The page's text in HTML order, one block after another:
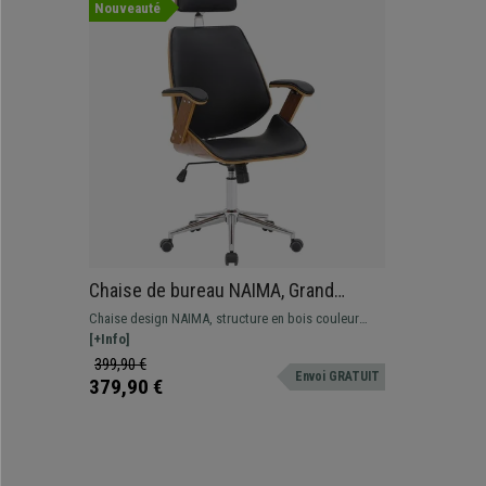
Nouveauté
Chaise de bureau NAIMA, Grand
rembourrage, Design élégant en Bois
et cuir, Noir
Chaise design NAIMA, structure en bois couleur
noyer et revêtement en cuir synthétique de haute
qualité
[+Info]
399,90 €
379,90 € Envoi GRATUIT